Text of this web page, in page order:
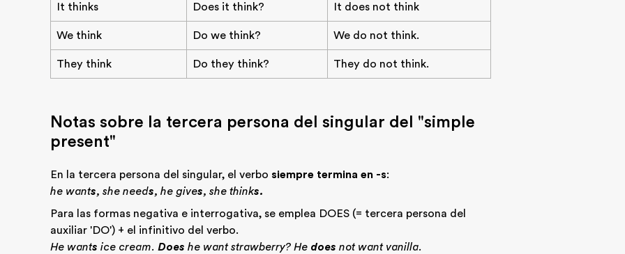
It thinks Does it think? It does not think
We think Do we think? We do not think.
They think Do they think? They do not think.
Notas sobre la tercera persona del singular del "simple
present"
En la tercera persona del singular, el verbo siempre termina en -s:
he wants, she needs, he gives, she thinks.
Para las formas negativa e interrogativa, se emplea DOES (= tercera persona del
auxiliar 'DO') + el infinitivo del verbo.
He wants ice cream. Does he want strawberry? He does not want vanilla.